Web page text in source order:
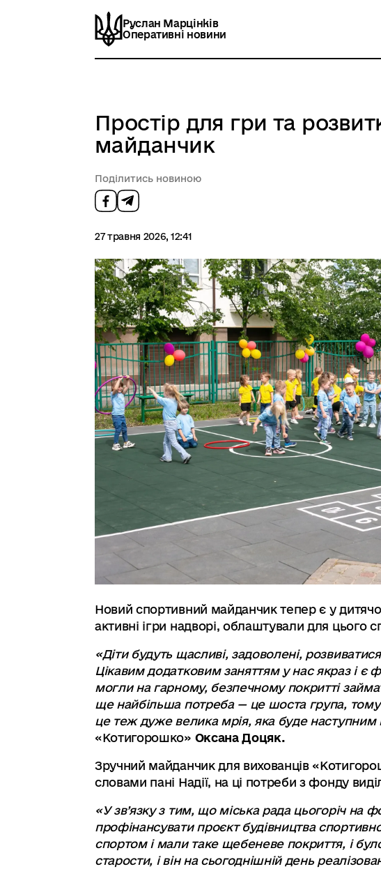
Руслан Марцінків
Оперативні новини
Простір для гри та
майданчик
Поділитись новиною
27 травня 2026, 12:41
Новий спортивний майданчик тепер є у
активні ігри надворі, облаштували для цього
«Діти будуть щасливі, задоволені,
Цікавим додатковим заняттям у нас якраз і є
могли на гарному, безпечному покритті
ще найбільша потреба — це шоста група,
це теж дуже велика мрія, яка буде наступним
«Котигорошко» Оксана Доцяк.
Зручний майданчик для вихованців
словами пані Надії, на ці потреби з фонду
«У зв’язку з тим, що міська рада цьогоріч на
профінансувати проєкт будівництва
спортом і мали таке щебеневе покриття, і
старости, і він на сьогоднішній день